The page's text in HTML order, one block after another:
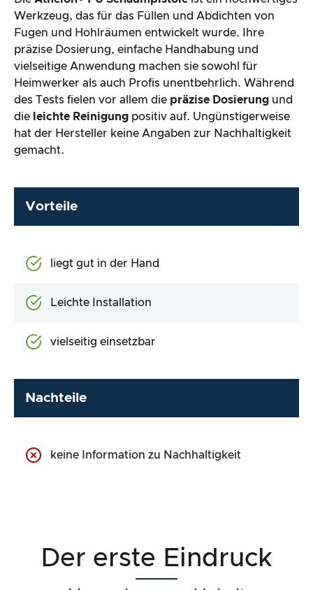
Werkzeug, das für das Füllen und Abdichten von
Fugen und Hohlräumen entwickelt wurde. Ihre
präzise Dosierung, einfache Handhabung und
vielseitige Anwendung machen sie sowohl für
Heimwerker als auch Profis unentbehrlich. Während
des Tests fielen vor allem die präzise Dosierung und
die leichte Reinigung positiv auf. Ungünstigerweise
hat der Hersteller keine Angaben zur Nachhaltigkeit
gemacht.
Vorteile
liegt gut in der Hand
Leichte Installation
vielseitig einsetzbar
Nachteile
keine Information zu Nachhaltigkeit
Der erste Eindruck